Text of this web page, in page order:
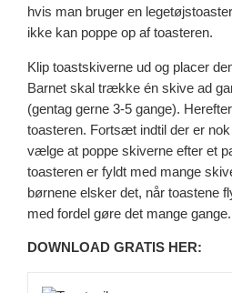
hvis man bruger en
ikke kan poppe op af toasteren.
Klip toastskiverne ud og placer
Barnet skal trække én skive ad
(gentag gerne 3-5 gange).
toasteren. Fortsæt indtil der er
vælge at poppe skiverne efter et
toasteren er fyldt med mange
børnene elsker det, når toastene
med fordel gøre det mange gange.
DOWNLOAD GRATIS HER: